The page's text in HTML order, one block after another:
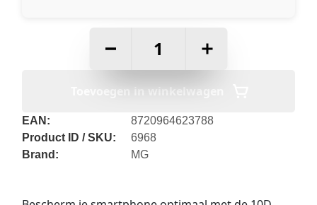
+
Toevoegen in winkelwagen
EAN:
8720964623788
Product ID / SKU:
6968
Brand:
MG